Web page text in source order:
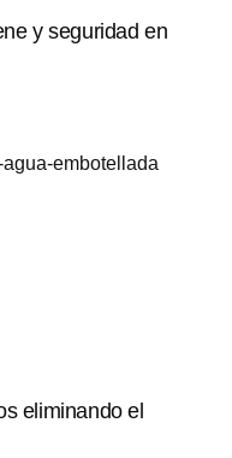
y seguridad en
eliminando el